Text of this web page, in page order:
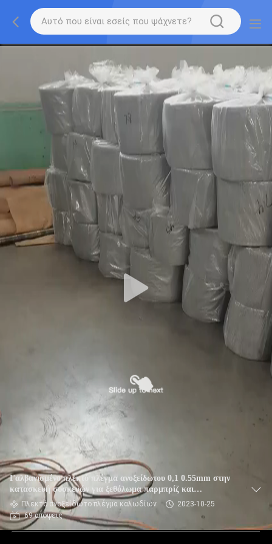
Γαλβανισμένο πλεκτό πλέγμα ανοξείδωτου 0,1 0.55mm στην
κατασκευή συσκευών για ξεθόλωμα παρμπρίζ και
ησυχαστήρων
Πλεκτό ανοξείδωτο πλέγμα καλωδίων
2023-10-25
69 απόψεις